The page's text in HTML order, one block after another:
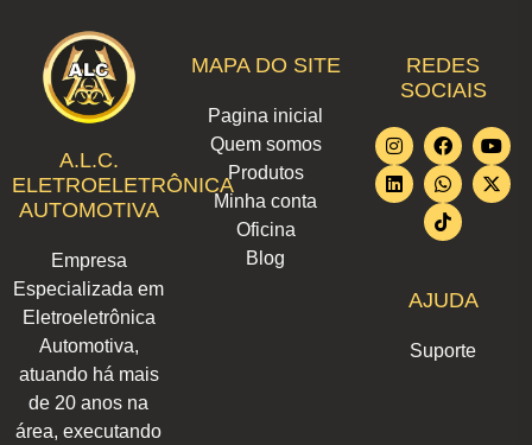
A.L.C.
ELETROELETRÔNICA
AUTOMOTIVA
Empresa
Especializada em
Eletroeletrônica
Automotiva,
atuando há mais
de 20 anos na
área, executando
MAPA DO SITE
Pagina inicial
Quem somos
Produtos
Minha conta
Oficina
Blog
REDES
SOCIAIS
I
n
s
t
F
a
c
e
b
o
Y
o
u
t
L
i
n
k
W
h
a
t
s
a
X
-
t
w
T
i
k
t
o
k
AJUDA
Suporte